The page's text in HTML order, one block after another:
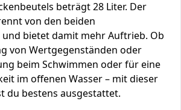
beträgt 28 Liter. Der
von den beiden
bietet damit mehr Auftrieb. Ob
von Wertgegenständen oder
beim Schwimmen oder für eine
im offenen Wasser – mit dieser
du bestens ausgestattet.